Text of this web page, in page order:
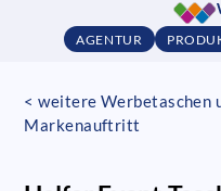
AGENTUR
< weitere Werbetaschen
Markenauftritt